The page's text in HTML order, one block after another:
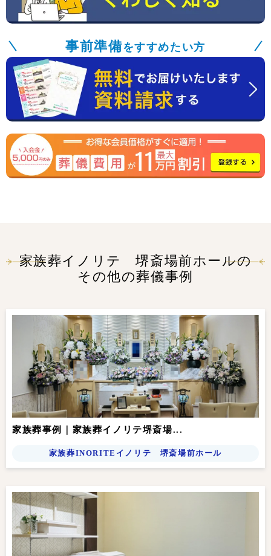
事前準備をすすめたい方
家族葬イノリテ 堺斎場前ホールの
その他の葬儀事例
家族葬事例｜家族葬イノリテ堺斎場...
家族葬INORITEイノリテ 堺斎場前ホール